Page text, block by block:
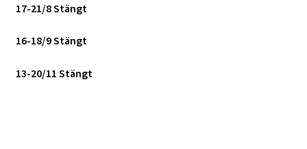
Information
17-21/8 Stängt
16-18/9 Stängt
13-20/11 Stängt